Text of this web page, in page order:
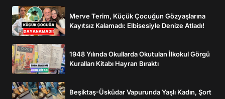
Merve Terim, Küçük Çocuğun Gözyaşlarına
Kayıtsız Kalamadı: Elbisesiyle Denize Atladı!
1948 Yılında Okullarda Okutulan İlkokul Görgü
Kuralları Kitabı Hayran Bıraktı
Beşiktaş-Üsküdar Vapurunda Yaşlı Kadın, Şort